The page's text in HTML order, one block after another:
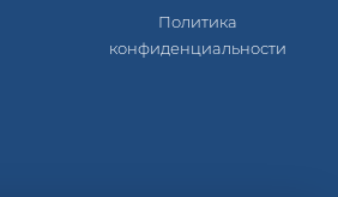
Политика
конфиденциальности